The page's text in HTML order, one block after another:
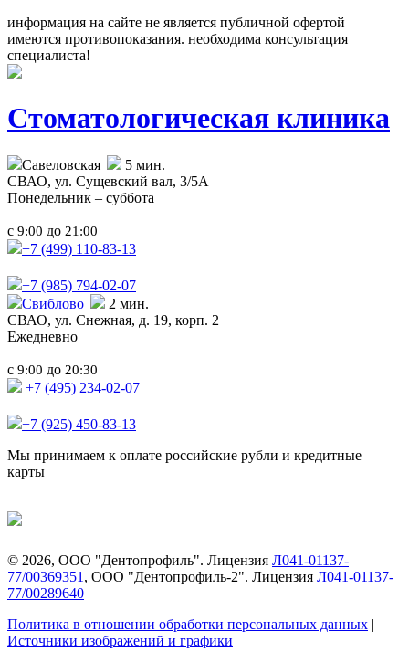
информация на сайте не является публичной офертой
имеются противопоказания. необходима консультация
специалиста!
Стоматологическая клиника
Савеловская
5 мин.
СВАО, ул. Сущевский вал, 3/5А
Понедельник – суббота
с 9:00 до 21:00
+7 (499) 110-83-13
+7 (985) 794-02-07
Свиблово
2 мин.
СВАО, ул. Снежная, д. 19, корп. 2
Ежедневно
с 9:00 до 20:30
+7 (495) 234-02-07
+7 (925) 450-83-13
Мы принимаем к оплате российские рубли и кредитные
карты
© 2026, ООО "Дентопрофиль". Лицензия Л041-01137-
77/00369351 , ООО "Дентопрофиль-2". Лицензия Л041-01137-
77/00289640
Политика в отношении обработки персональных данных |
Источники изображений и графики